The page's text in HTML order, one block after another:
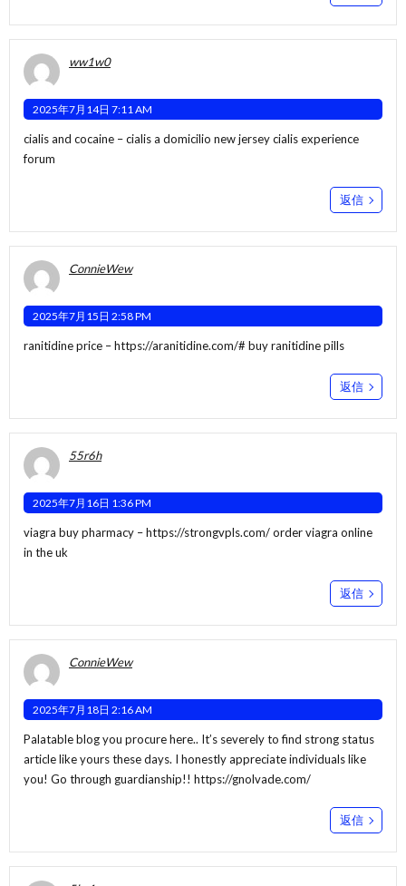
ww1w0
2025年7月14日 7:11 AM
cialis and cocaine –cialis a domicilio new jerseycialis experience
forum
返信
ConnieWew
2025年7月15日 2:58 PM
ranitidine price –https://aranitidine.com/# buy ranitidine pills
返信
55r6h
2025年7月16日 1:36 PM
viagra buy pharmacy –https://strongvpls.com/order viagra online
in the uk
返信
ConnieWew
2025年7月18日 2:16 AM
Palatable blog you procure here.. It’s severely to find strong status
article like yours these days. I honestly appreciate individuals like
you! Go through guardianship!! https://gnolvade.com/
返信